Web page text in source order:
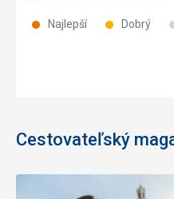
Najlepší Dobrý
Cestovateľský